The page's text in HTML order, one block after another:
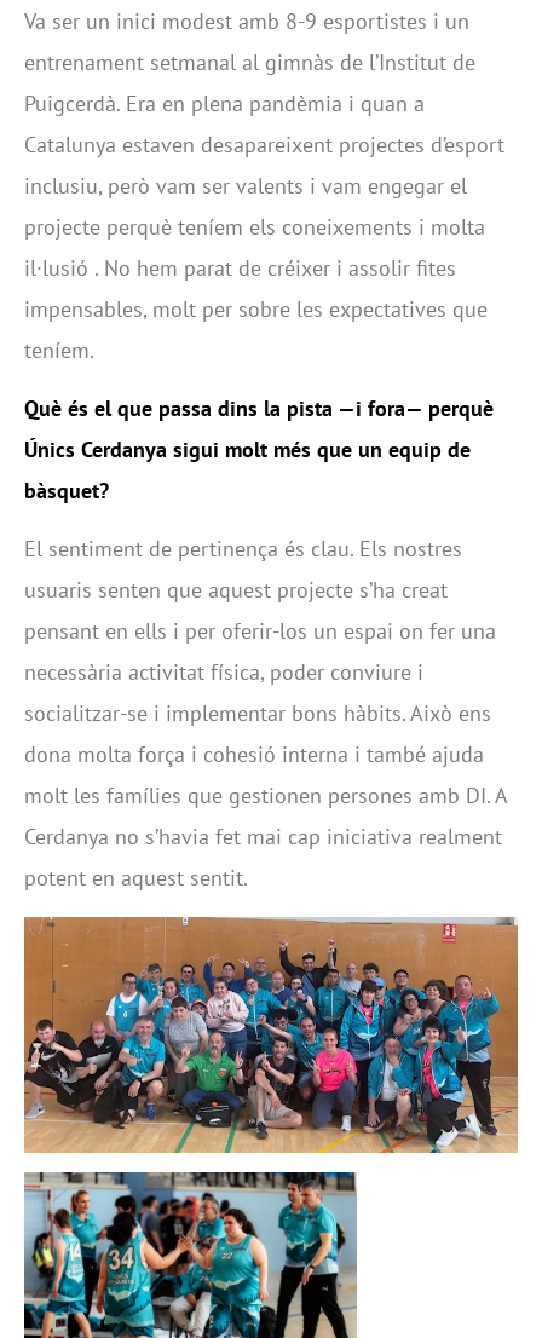
Va ser un inici modest amb 8-9 esportistes i un
entrenament setmanal al gimnàs de l’Institut de
Puigcerdà. Era en plena pandèmia i quan a
Catalunya estaven desapareixent projectes d’esport
inclusiu, però vam ser valents i vam engegar el
projecte perquè teníem els coneixements i molta
il·lusió . No hem parat de créixer i assolir fites
impensables, molt per sobre les expectatives que
teníem.
Què és el que passa dins la pista —i fora— perquè
Únics Cerdanya sigui molt més que un equip de
bàsquet?
El sentiment de pertinença és clau. Els nostres
usuaris senten que aquest projecte s’ha creat
pensant en ells i per oferir-los un espai on fer una
necessària activitat física, poder conviure i
socialitzar-se i implementar bons hàbits. Això ens
dona molta força i cohesió interna i també ajuda
molt les famílies que gestionen persones amb DI. A
Cerdanya no s’havia fet mai cap iniciativa realment
potent en aquest sentit.